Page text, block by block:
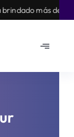
de 28 mil
Toggle